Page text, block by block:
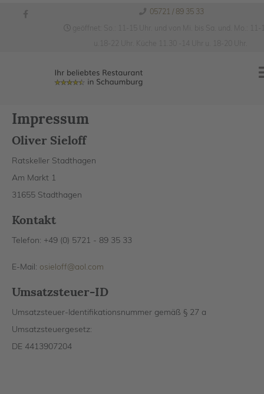
05721 / 89 35 33
Impressum
Oliver Sieloff
Ratskeller Stadthagen
Am Markt 1
31655 Stadthagen
Kontakt
Telefon: +49 (0) 5721 - 89 35 33
E-Mail: osieloff@aol.com
Umsatzsteuer-ID
Umsatzsteuer-Identifikationsnummer gemäß § 27 a
Umsatzsteuergesetz:
DE 4413907204